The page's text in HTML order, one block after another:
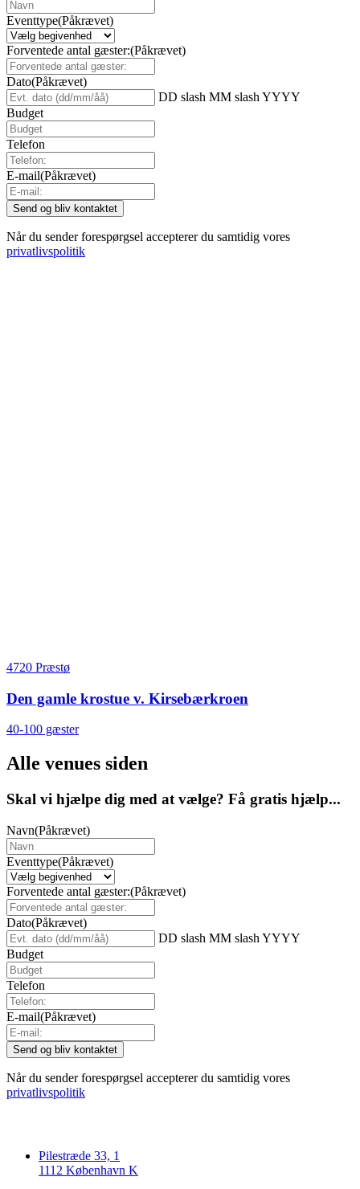
Eventtype(Påkrævet)
Forventede antal gæster:(Påkrævet)
Dato(Påkrævet)
DD slash MM slash YYYY
Budget
Telefon
E-mail(Påkrævet)
Når du sender forespørgsel accepterer du samtidig vores
privatlivspolitik
4720 Præstø
Den gamle krostue v. Kirsebærkroen
40-100 gæster
Alle venues siden
Skal vi hjælpe dig med at vælge? Få gratis hjælp...
Navn(Påkrævet)
Eventtype(Påkrævet)
Forventede antal gæster:(Påkrævet)
Dato(Påkrævet)
DD slash MM slash YYYY
Budget
Telefon
E-mail(Påkrævet)
Når du sender forespørgsel accepterer du samtidig vores
privatlivspolitik
Pilestræde 33, 1
1112 København K